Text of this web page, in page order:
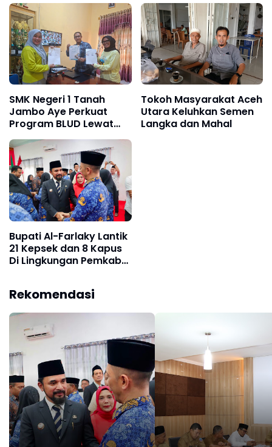
SMK Negeri 1 Tanah
Jambo Aye Perkuat
Program BLUD Lewat
Sinergi Antarsekolah
Tokoh Masyarakat Aceh
Utara Keluhkan Semen
Langka dan Mahal
Bupati Al-Farlaky Lantik
21 Kepsek dan 8 Kapus
Di Lingkungan Pemkab
Rekomendasi